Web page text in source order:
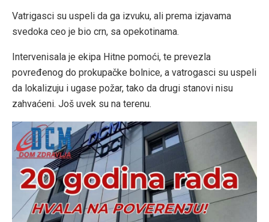
Vatrigasci su uspeli da ga izvuku, ali prema izjavama
svedoka ceo je bio crn, sa opekotinama.
Intervenisala je ekipa Hitne pomoći, te prevezla
povređenog do prokupačke bolnice, a vatrogasci su uspeli
da lokalizuju i ugase požar, tako da drugi stanovi nisu
zahvaćeni. Još uvek su na terenu.